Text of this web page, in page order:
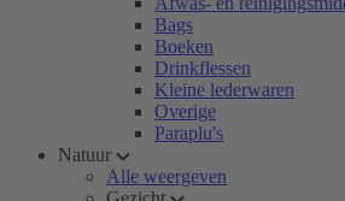
Bags
Boeken
Drinkflessen
Kleine lederwaren
Overige
Paraplu's
Natuur
Alle weergeven